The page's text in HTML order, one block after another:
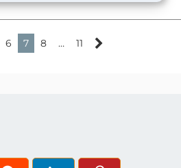
6 7 8 … 11